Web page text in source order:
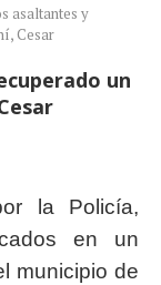
asaltantes y
Cesar
un
la Policía,
en un
municipio de